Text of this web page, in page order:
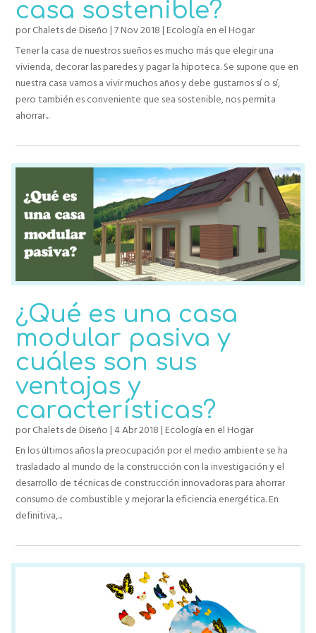
casa sostenible?
porChalets de Diseño |7 Nov 2018 |Ecología en el Hogar
Tener la casa de nuestros sueños es mucho más que elegir una
vivienda, decorar las paredes y pagar la hipoteca. Se supone que en
nuestra casa vamos a vivir muchos años y debe gustarnos sí o sí,
pero también es conveniente que sea sostenible, nos permita
ahorrar...
¿Qué es una casa
modular pasiva y
cuáles son sus
ventajas y
características?
porChalets de Diseño | 4 Abr 2018 |Ecología en el Hogar
En los últimos años la preocupación por el medio ambiente se ha
trasladado al mundo de la construcción con la investigación y el
desarrollo de técnicas de construcción innovadoras para ahorrar
consumo de combustible y mejorar la eficiencia energética. En
definitiva,...